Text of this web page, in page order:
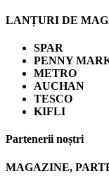
LANȚURI DE
SPAR
PENNY
METRO
AUCHAN
TESCO
KIFLI
Partenerii noștri
MAGAZINE,